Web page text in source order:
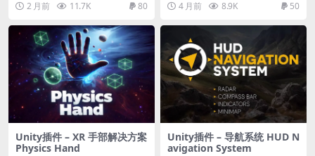
on2 月前 11.7K 80 4 月前 8.9K 50
Unity插件 – XR 手部解决方案
Physics Hand
Unity插件 – 导航系统 HUD N
avigation System